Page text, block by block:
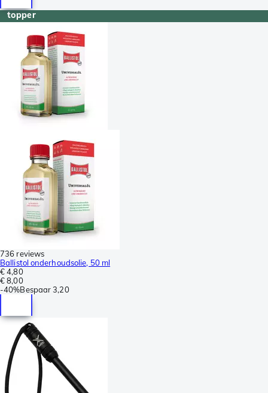
topper
736 reviews
Ballistol onderhoudsolie, 50 ml
€ 4,80
€ 8,00
-40%Bespaar 3,20